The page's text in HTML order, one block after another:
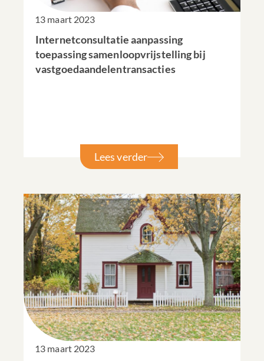
13 maart 2023
Internetconsultatie aanpassing
toepassing samenloopvrijstelling bij
vastgoedaandelentransacties
Lees verder
13 maart 2023